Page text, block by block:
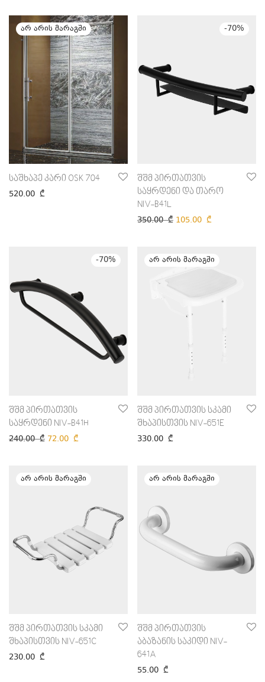
საშხაპე კარი OSK 704
520.00 ₾
-70%
შშმ პირთათვის
საყრდენი და თარო
NIV-B41L
350.00₾ 105.00 ₾
-70%
შშმ პირთათვის
საყრდენი NIV-B41H
240.00₾ 72.00 ₾
შშმ პირთათვის სკამი
შხაპისთვის NIV-651E
330.00 ₾
შშმ პირთათვის სკამი
შხაპისთვის NIV-651C
230.00 ₾
შშმ პირთათვის
აბაზანის საკიდი NIV-
641A
55.00 ₾